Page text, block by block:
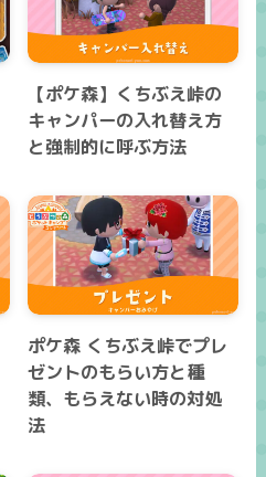
【ポケ森】くちぶえ峠の
キャンパーの入れ替え方
と強制的に呼ぶ方法
ポケ森 くちぶえ峠でプレ
ゼントのもらい方と種
類、もらえない時の対処
法